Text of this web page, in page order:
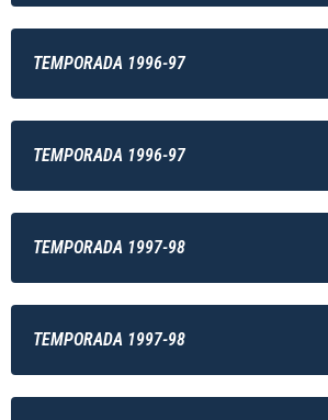
TEMPORADA 1996-97
TEMPORADA 1996-97
TEMPORADA 1997-98
TEMPORADA 1997-98